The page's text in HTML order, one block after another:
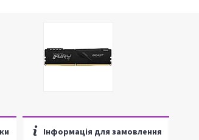
Інформація для замовлення